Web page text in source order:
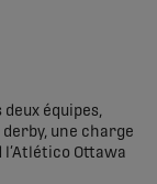
équipes,
une charge
Ottawa